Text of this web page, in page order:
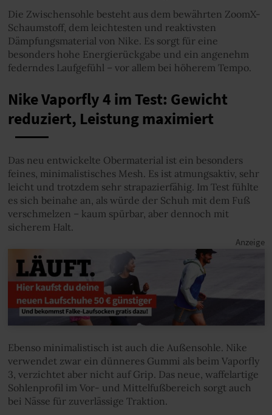
Die Zwischensohle besteht aus dem bewährten ZoomX-
Schaumstoff, dem leichtesten und reaktivsten
Dämpfungsmaterial von Nike. Es sorgt für eine
besonders hohe Energierückgabe und ein angenehm
federndes Laufgefühl – vor allem bei höherem Tempo.
Nike Vaporfly 4 im Test: Gewicht
reduziert, Leistung maximiert
Das neu entwickelte Obermaterial ist ein besonders
feines, minimalistisches Mesh. Es ist atmungsaktiv, sehr
leicht und trotzdem sehr strapazierfähig. Im Test fühlte
es sich beinahe an, als würde der Schuh mit dem Fuß
verschmelzen – kaum spürbar, aber dennoch mit
sicherem Halt.
Ebenso minimalistisch ist auch die Außensohle. Nike
verwendet zwar ein dünneres Gummi als beim Vaporfly
3, verzichtet aber nicht auf Grip. Das neue, waffelartige
Sohlenprofil im Vor- und Mittelfußbereich sorgt auch
bei Nässe für zuverlässige Traktion.